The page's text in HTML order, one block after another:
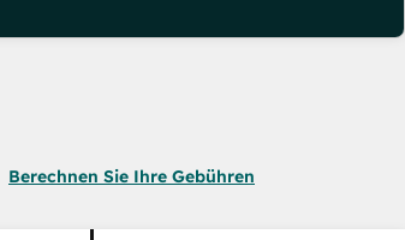
Berechnen Sie Ihre Gebühren